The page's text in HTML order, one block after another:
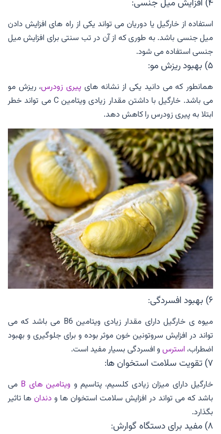
۴) افزایش میل جنسی:
استفاده از خارگیل یا دوریان می تواند یکی از راه های افزایش دادن
میل جنسی باشد. به طوری که از آن در تب سنتی برای افزایش میل
جنسی استفاده می شود.
۵) بهبود ریزش مو:
همانطور که می دانید یکی از نشانه های پیری زودرس، ریزش مو
می باشد. خارگیل با داشتن مقدار زیادی ویتامین C می تواند خطر
ابتلا به پیری زودرس را کاهش دهد.
۶) بهبود افسردگی:
میوه ی خارگیل دارای مقدار زیادی ویتامین B6 می باشد که می
تواند در افزایش سروتونین خون موثر بوده و برای جلوگیری و بهبود
اضطراب، استرسو افسردگی بسیار مفید است.
۷) تقویت سلامت استخوان ها:
خارگیل دارای میزان زیادی کلسیم، پتاسیم و ویتامین های B
می
باشد که می تواند در افزایش سلامت استخوان ها و دندان ها تاثیر
بگذارد.
۸) مفید برای دستگاه گوارش: